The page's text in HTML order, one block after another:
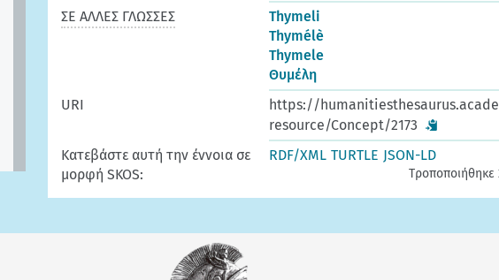
ΣΕ ΑΛΛΕΣ ΓΛΩΣΣΕΣ
Thymeli
Thymélè
Thymele
Θυμέλη
URI
https://
resource/Concept/2173
Κατεβάστε αυτή την έννοια σε
μορφή SKOS:
RDF/XML TURTLE JSON-LD
Τροποποιήθηκε